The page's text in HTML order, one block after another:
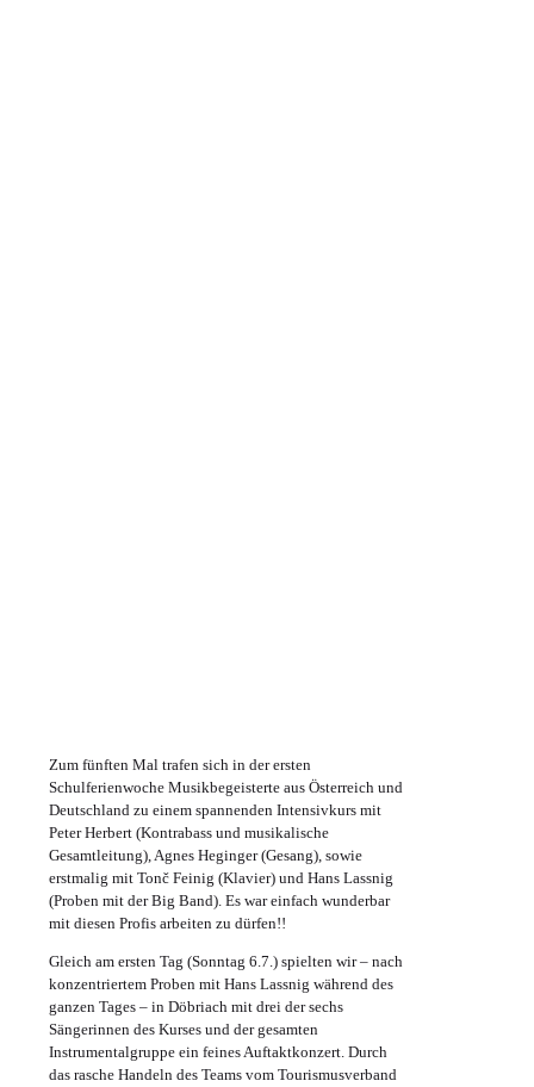
Zum fünften Mal trafen sich in der ersten
Schulferienwoche Musikbegeisterte aus Österreich und
Deutschland zu einem spannenden Intensivkurs mit
Peter Herbert (Kontrabass und musikalische
Gesamtleitung), Agnes Heginger (Gesang), sowie
erstmalig mit Tonč Feinig (Klavier) und Hans Lassnig
(Proben mit der Big Band). Es war einfach wunderbar
mit diesen Profis arbeiten zu dürfen!!
Gleich am ersten Tag (Sonntag 6.7.) spielten wir – nach
konzentriertem Proben mit Hans Lassnig während des
ganzen Tages – in Döbriach mit drei der sechs
Sängerinnen des Kurses und der gesamten
Instrumentalgruppe ein feines Auftaktkonzert. Durch
das rasche Handeln des Teams vom Tourismusverband